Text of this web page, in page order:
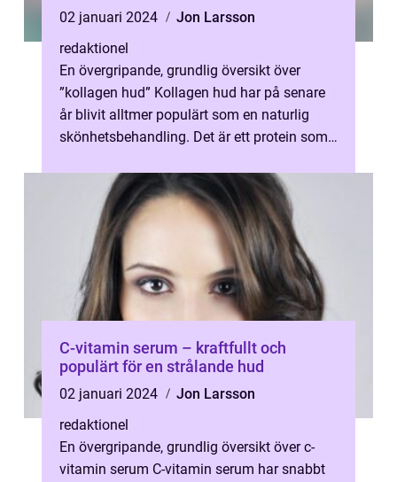
02 januari 2024
Jon Larsson
redaktionel
En övergripande, grundlig översikt över
”kollagen hud” Kollagen hud har på senare
år blivit alltmer populärt som en naturlig
skönhetsbehandling. Det är ett protein som
C-vitamin serum – kraftfullt och
populärt för en strålande hud
02 januari 2024
Jon Larsson
redaktionel
En övergripande, grundlig översikt över c-
vitamin serum C-vitamin serum har snabbt